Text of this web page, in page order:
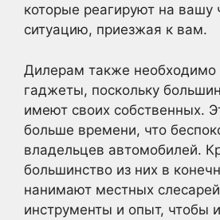
которые реагируют на вашу
ситуацию, приезжая к вам.
Дилерам также необходимо
гаджеты, поскольку
имеют своих собственных.
больше времени, что
владельцев автомобилей.
большинство из них в
нанимают местных
инструменты и опыт, чтобы